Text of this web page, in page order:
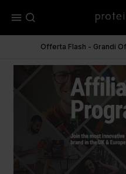
menu
Offerta Flash - Grandi